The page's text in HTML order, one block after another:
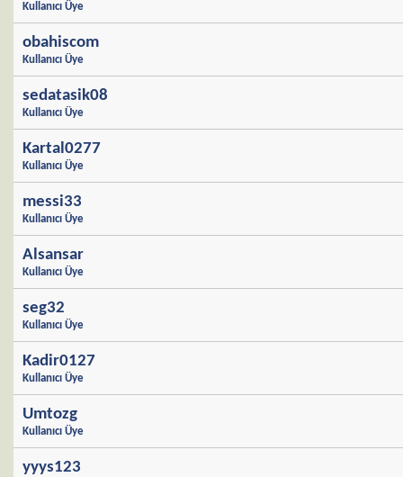
Kullanıcı Üye
obahiscom
Kullanıcı Üye
sedatasik08
Kullanıcı Üye
Kartal0277
Kullanıcı Üye
messi33
Kullanıcı Üye
Alsansar
Kullanıcı Üye
seg32
Kullanıcı Üye
Kadir0127
Kullanıcı Üye
Umtozg
Kullanıcı Üye
yyys123